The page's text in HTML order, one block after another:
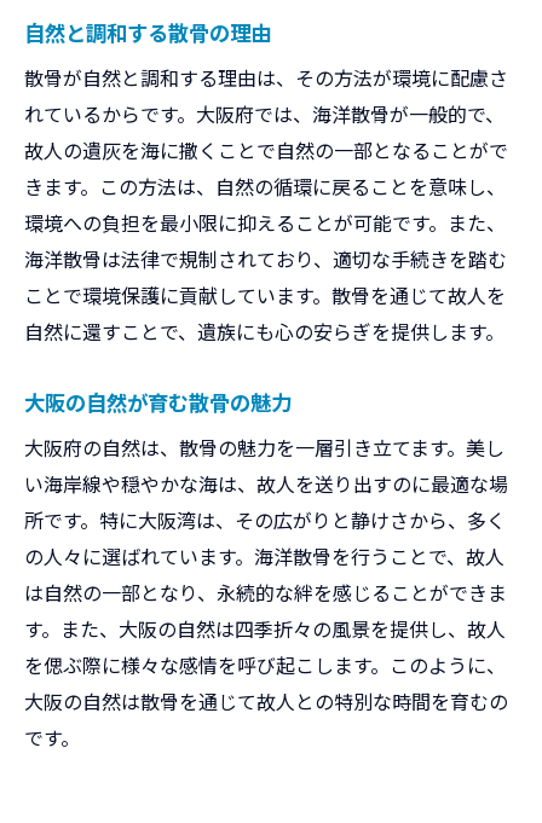
自然と調和する散骨の理由
散骨が自然と調和する理由は、その方法が環境に配慮さ
れているからです。大阪府では、海洋散骨が一般的で、
故人の遺灰を海に撒くことで自然の一部となることがで
きます。この方法は、自然の循環に戻ることを意味し、
環境への負担を最小限に抑えることが可能です。また、
海洋散骨は法律で規制されており、適切な手続きを踏む
ことで環境保護に貢献しています。散骨を通じて故人を
自然に還すことで、遺族にも心の安らぎを提供します。
大阪の自然が育む散骨の魅力
大阪府の自然は、散骨の魅力を一層引き立てます。美し
い海岸線や穏やかな海は、故人を送り出すのに最適な場
所です。特に大阪湾は、その広がりと静けさから、多く
の人々に選ばれています。海洋散骨を行うことで、故人
は自然の一部となり、永続的な絆を感じることができま
す。また、大阪の自然は四季折々の風景を提供し、故人
を偲ぶ際に様々な感情を呼び起こします。このように、
大阪の自然は散骨を通じて故人との特別な時間を育むの
です。